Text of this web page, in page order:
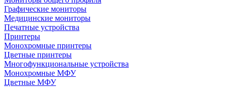
Графические мониторы
Медицинские мониторы
Печатные устройства
Принтеры
Моноxромныe принтеры
Цвeтныe принтеры
Многофункциональные устройства
Монохромные МФУ
Цветные МФУ